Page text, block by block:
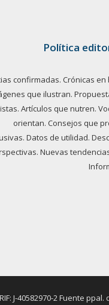
Política
confirmadas. Crónicas
que ilustran.
Artículos que nutren.
orientan. Consejos que
Datos de utilidad.
Nuevas
J-40582970-2 Fuente